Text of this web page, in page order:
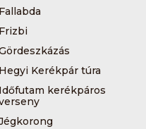
Fallabda
Frizbi
Hegyi Kerékpár túra
Időfutam kerékpáros